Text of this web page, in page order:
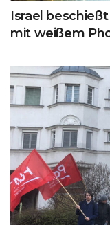
Israel
mit weißem